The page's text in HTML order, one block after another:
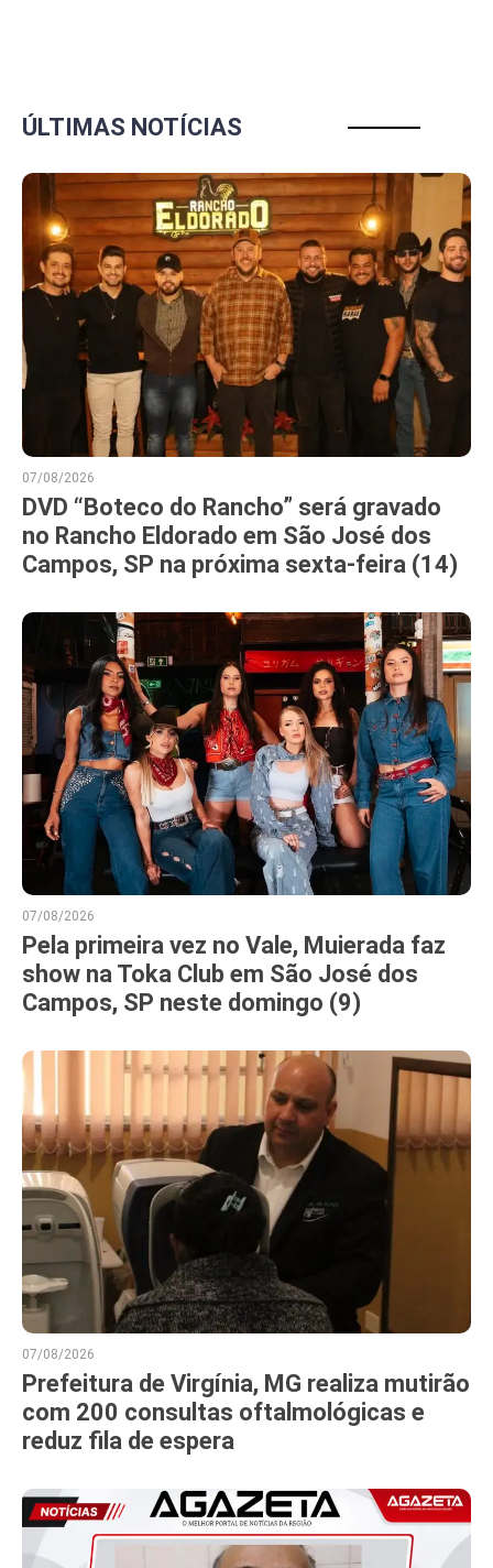
ÚLTIMAS NOTÍCIAS
07/08/2026
DVD “Boteco do Rancho” será gravado
no Rancho Eldorado em São José dos
Campos, SP na próxima sexta-feira (14)
07/08/2026
Pela primeira vez no Vale, Muierada faz
show na Toka Club em São José dos
Campos, SP neste domingo (9)
07/08/2026
Prefeitura de Virgínia, MG realiza mutirão
com 200 consultas oftalmológicas e
reduz fila de espera